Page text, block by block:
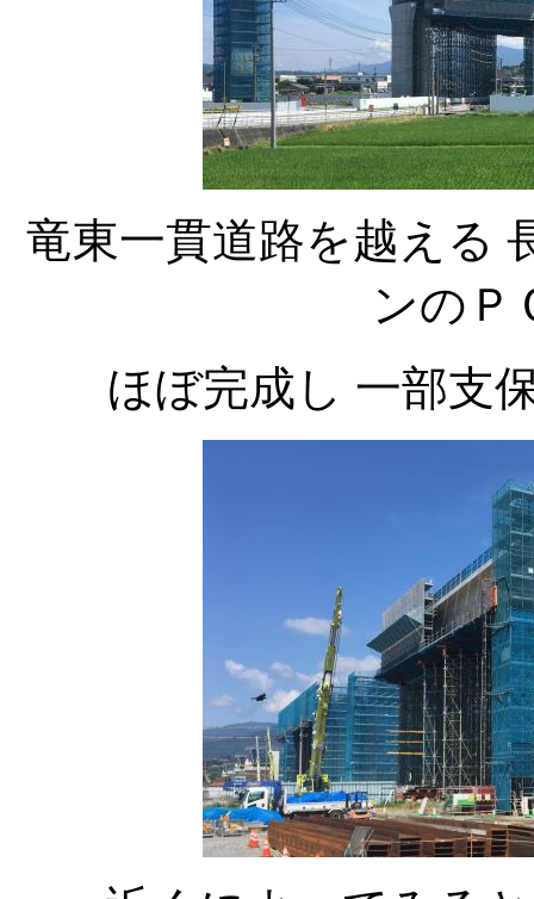
竜東一貫道路を越える
ンのＰ
ほぼ完成し 一部支